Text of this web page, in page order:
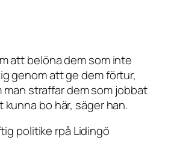
att belöna dem som inte
genom att ge dem förtur,
straffar dem som jobbat
kunna bo här, säger han.
politike rpå Lidingö